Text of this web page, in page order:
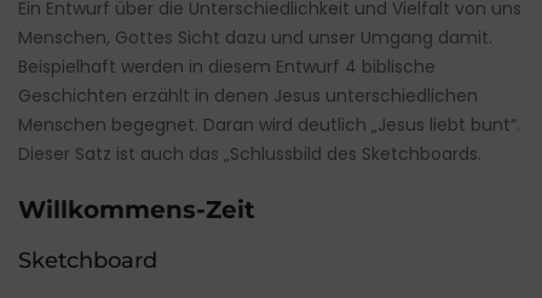
Ein Entwurf über die Unterschiedlichkeit und Vielfalt von uns
Menschen, Gottes Sicht dazu und unser Umgang damit.
Beispielhaft werden in diesem Entwurf 4 biblische
Geschichten erzählt in denen Jesus unterschiedlichen
Menschen begegnet. Daran wird deutlich „Jesus liebt bunt“.
Dieser Satz ist auch das „Schlussbild des Sketchboards.
Willkommens-Zeit
Sketchboard